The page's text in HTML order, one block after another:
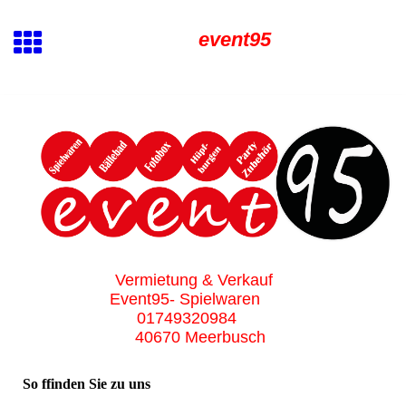
event95
Vermietung & Verkauf
Event95- Spielwaren
01749320984
40670 Meerbusch
So ffinden Sie zu uns